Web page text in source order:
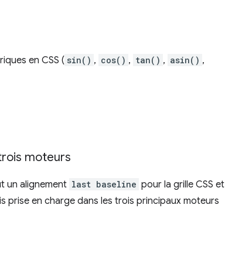
en CSS ( sin() , cos() , tan() , asin() ,
moteurs
un alignement last baseline pour la grille CSS et
prise en charge dans les trois principaux moteurs